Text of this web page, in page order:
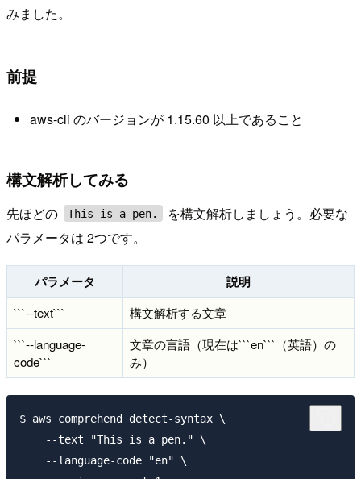
みました。
前提
aws-cli のバージョンが 1.15.60 以上であること
構文解析してみる
先ほどの This is a pen.
を構文解析しましょう。必要な
パラメータは 2つです。
パラメータ 説明
```--text```
構文解析する文章
```--language-
code```
文章の言語（現在は```en```（英語）の
み）
$ aws comprehend detect-syntax \
    --text "This is a pen." \
    --language-code "en" \